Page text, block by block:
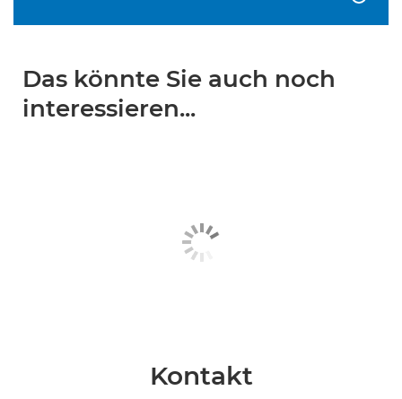
Das könnte Sie auch noch
interessieren...
Kontakt